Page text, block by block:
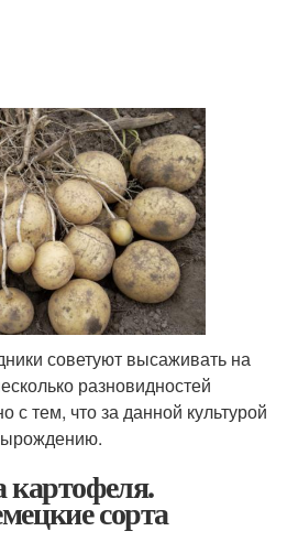
советуют высаживать на
разновидностей
с тем, что за данной культурой
картофеля.
сорта